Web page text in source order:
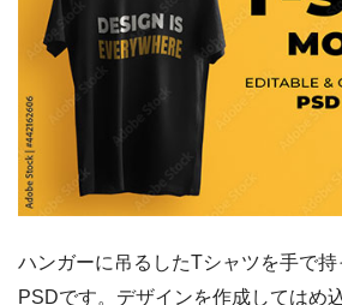
ハンガーに吊るしたTシャツを手で
PSDです。デザインを作成してはめ